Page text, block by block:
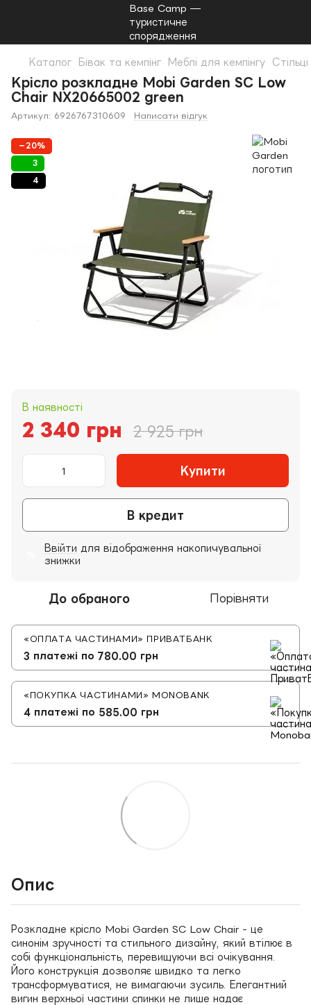
Каталог Бівак та кемпінг Меблі для кемпінгу
Крісло розкладне Mobi Garden SC Low
Chair NX20665002 green
Артикул: 6926767310609 Написати відгук
−20%
3
4
В наявності
2 340 грн 2 925 грн
Купити
В кредит
Ввійти для відображення накопичувальної
знижки
До обраного Порівняти
«ОПЛАТА ЧАСТИНАМИ» ПРИВАТБАНК
3 платежі по 780.00 грн
«ПОКУПКА ЧАСТИНАМИ» MONOBANK
4 платежі по 585.00 грн
Опис
Розкладне крісло Mobi Garden SC Low Chair - це
синонім зручності та стильного дизайну, який втілює в
собі функціональність, перевищуючи всі очікування.
Його конструкція дозволяє швидко та легко
трансформуватися, не вимагаючи зусиль. Елегантний
вигин верхньої частини спинки не лише надає